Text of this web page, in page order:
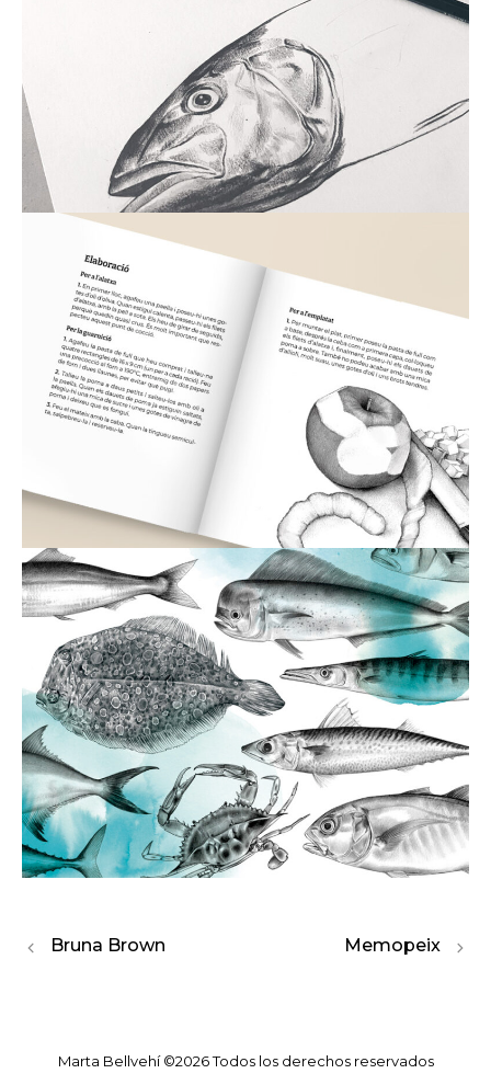
Bruna Brown Memopeix
Marta Bellvehí ©2026 Todos los derechos reservados